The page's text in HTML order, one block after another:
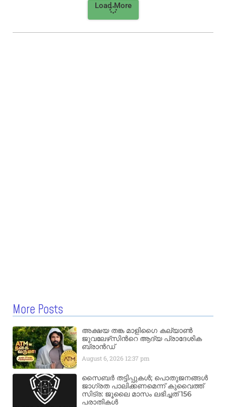
Load More
More Posts
അക്ഷയ തങ്ക മാളിഗൈ കല്യാണ്‍
ജുവലേഴ്‌സിന്‍റെ ആദ്യ പ്രാദേശിക
ബ്രാന്‍ഡ്
August 6, 2026 12:37 pm
സൈബർ തട്ടിപ്പുകൾ; പൊതുജനങ്ങൾ
ജാഗ്രത പാലിക്കണമെന്ന് കുവൈത്ത്
സിട്ര: ജൂലൈ മാസം ലഭിച്ചത് 156
പരാതികൾ